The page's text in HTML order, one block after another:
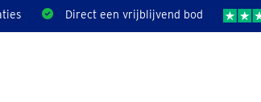
Direct een vrijblijvend bod